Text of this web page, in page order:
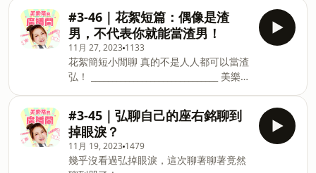
關係更勝親人的家人，也是閨蜜。 他在不
久前，於睡夢中離開了我們⋯ 這一切對我
們來說也很突然，雖心中不捨，但弘說希
望能錄下一集來紀念倫，而那些他為我們
帶來的記憶，絕不會隨時間消失。 倫，我
知道你聽得到這一集！願你到了另一個世
界，一樣那麼的精彩、一樣交到那麼多好
朋友相伴。 我永遠愛你，來生再做閨蜜。
______________________________ 美樂蒂的廣
播間第三季 美樂粉絲團：美樂蒂 Melody
美樂IG：runnermelody Powered by
Firstory Hosting
#3-46｜花絮短篇：偶像是渣
男，不代表你就能當渣男！
11月 27, 2023 1133
花絮簡短小閒聊 真的不是人人都可以當渣
弘！ ______________________________ 美樂蒂
Melody 美樂IG：runnermelody
Powered by Firstory Hosting
#3-45｜弘聊自己的座右銘聊到
掉眼淚？
11月 19, 2023 1479
幾乎沒看過弘掉眼淚，這次聊著聊著竟然